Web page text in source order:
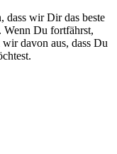
dass wir Dir das beste
Wenn Du fortfährst,
davon aus, dass Du